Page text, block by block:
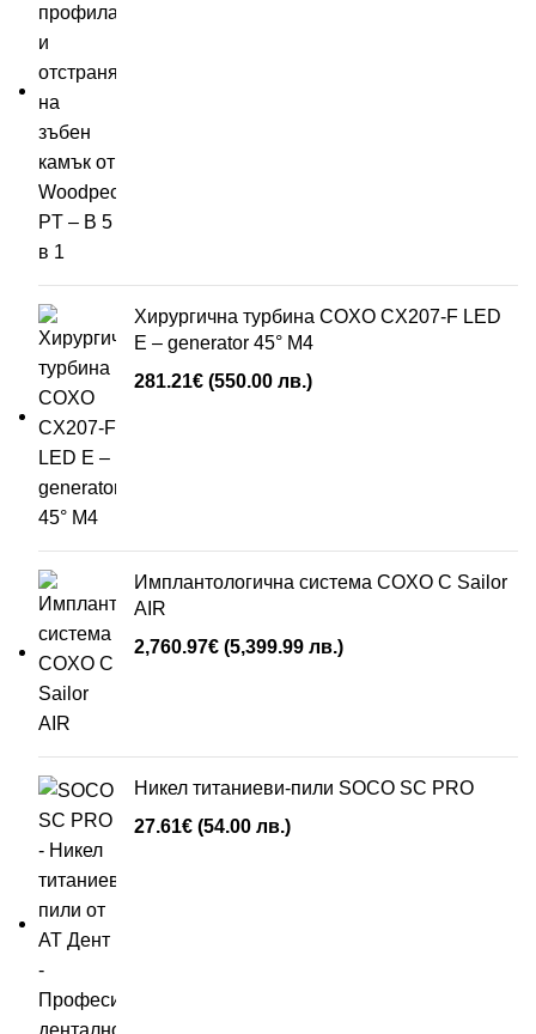
Хирургична турбина COXO CX207-F LED
E – generator 45° М4
281.21€ (550.00 лв.)
Имплантологична система COXO C Sailor
AIR
2,760.97€ (5,399.99 лв.)
Никел титаниеви-пили SOCO SC PRO
27.61€ (54.00 лв.)